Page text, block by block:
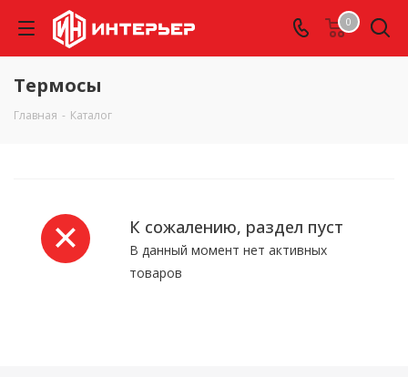
0
Термосы
Главная - Каталог
К сожалению, раздел пуст
В данный момент нет активных
товаров